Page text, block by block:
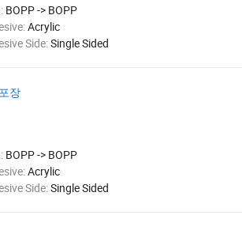
BOPP -> BOPP
Acrylic
Side:Single Sided
장
BOPP -> BOPP
Acrylic
Side:Single Sided